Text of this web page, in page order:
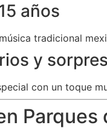
años
tradicional
y
con un toque
Parques